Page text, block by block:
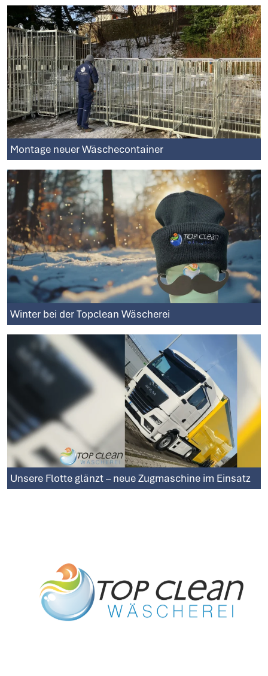
Montage neuer Wäschecontainer
Winter bei der Topclean Wäscherei
Unsere Flotte glänzt – neue Zugmaschine im Einsatz